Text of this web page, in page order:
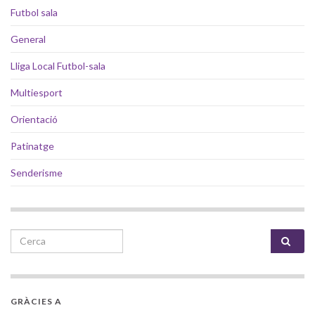
Futbol sala
General
Lliga Local Futbol-sala
Multiesport
Orientació
Patinatge
Senderisme
Search for:
GRÀCIES A